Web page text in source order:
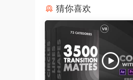
猜你喜欢